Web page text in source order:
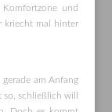
und
kriecht mal hinter
am Anfang
schließlich will